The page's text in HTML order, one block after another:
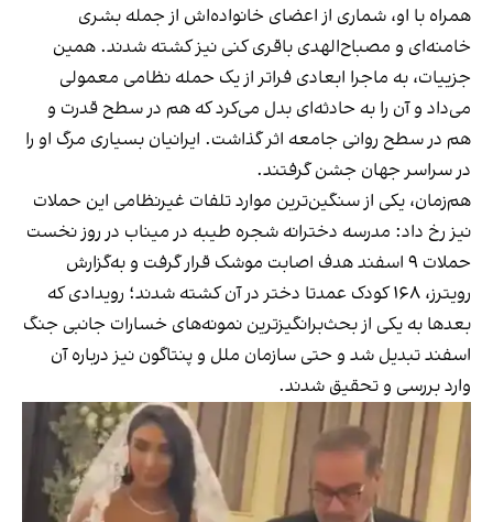
همراه با او، شماری از اعضای خانواده‌اش از جمله بشری
خامنه‌ای و مصباح‌الهدی باقری کنی نیز کشته شدند. همین
جزییات، به ماجرا ابعادی فراتر از یک حمله نظامی معمولی
می‌داد و آن را به حادثه‌ای بدل می‌کرد که هم در سطح قدرت و
هم در سطح روانی جامعه اثر گذاشت. ایرانیان بسیاری مرگ او را
در سراسر جهان جشن گرفتند.
هم‌زمان، یکی از سنگین‌ترین موارد تلفات غیرنظامی این حملات
نیز رخ داد: مدرسه دخترانه شجره طیبه در میناب در روز نخست
حملات ۹ اسفند هدف اصابت موشک قرار گرفت و به‌گزارش
رویترز، ۱۶۸ کودک عمدتا دختر در آن کشته شدند؛ رویدادی که
بعدها به یکی از بحث‌برانگیزترین نمونه‌های خسارات جانبی جنگ
اسفند تبدیل شد و حتی سازمان ملل و پنتاگون نیز درباره آن
وارد بررسی و تحقیق شدند.